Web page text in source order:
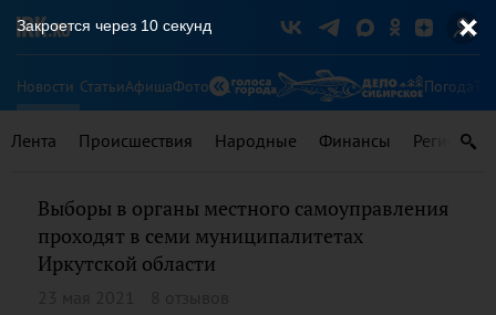
Новости СтатьиАфишаФото Погода
Лента Происшествия Народные Финансы Регионы
Выборы в органы местного самоуправления
проходят в семи муниципалитетах
Иркутской области
Закроется через 9секунд